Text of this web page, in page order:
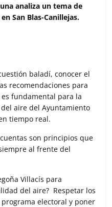
analiza un tema de
San Blas-Canillejas.
baladí, conocer el
recomendaciones para
fundamental para la
aire del Ayuntamiento
tiempo real.
son principios que
al frente del
Villacís para
del aire? Respetar los
electoral y poner